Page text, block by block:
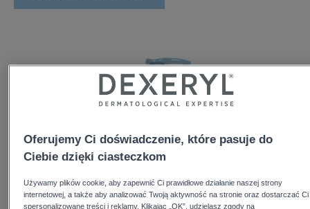
Oferujemy Ci doświadczenie, które pasuje do
Ciebie dzięki ciasteczkom
Używamy plików cookie, aby zapewnić Ci prawidłowe działanie naszej strony
internetowej, a także aby analizować Twoją aktywność na stronie oraz dostarczać Ci
spersonalizowane treści i reklamy. Klikając „OK”, udzielasz zgody na